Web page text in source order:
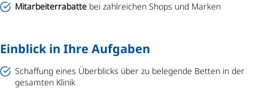
Mitarbeiterrabatte bei zahlreichen Shops und Marken
Einblick in Ihre Aufgaben
Schaffung eines Überblicks über zu belegende Betten in der
gesamten Klinik